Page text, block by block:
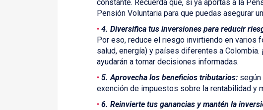
constante. Recuerda que, si ya aportas a la
Pensión Voluntaria para que puedas asegurar
4. Diversifica tus inversiones para reducir
Por eso, reduce el riesgo invirtiendo en
salud, energía) y países diferentes a
ayudarán a tomar decisiones informadas.
5. Aprovecha los beneficios tributarios: según
exención de impuestos sobre la rentabilidad y
6. Reinvierte tus ganancias y mantén la